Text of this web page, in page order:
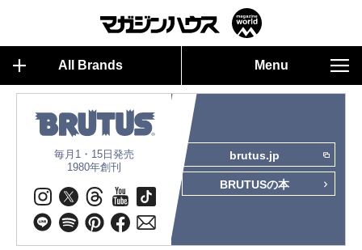
All Brands Menu
毎月1・15日発売
1980年創刊
brutus.jp
BRUTUSの本